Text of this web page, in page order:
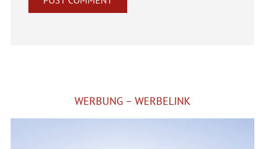
WERBUNG – WERBELINK